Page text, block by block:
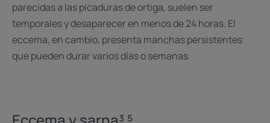
parecidas a las picaduras de ortiga, suelen ser
temporales y desaparecer en menos de 24 horas. El
eccema, en cambio, presenta manchas persistentes
que pueden durar varios días o semanas.